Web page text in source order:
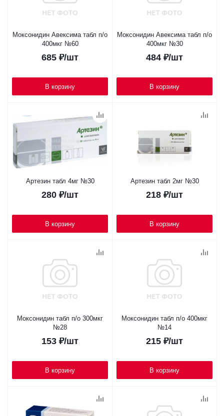
Моксонидин Авексима табл п/о
400мкг №60
685 ₽/шт
В корзину
Моксонидин Авексима табл п/о
400мкг №30
484 ₽/шт
В корзину
Артезин табл 4мг №30
280 ₽/шт
В корзину
Артезин табл 2мг №30
218 ₽/шт
В корзину
Моксонидин табл п/о 300мкг
№28
153 ₽/шт
В корзину
Моксонидин табл п/о 400мкг
№14
215 ₽/шт
В корзину